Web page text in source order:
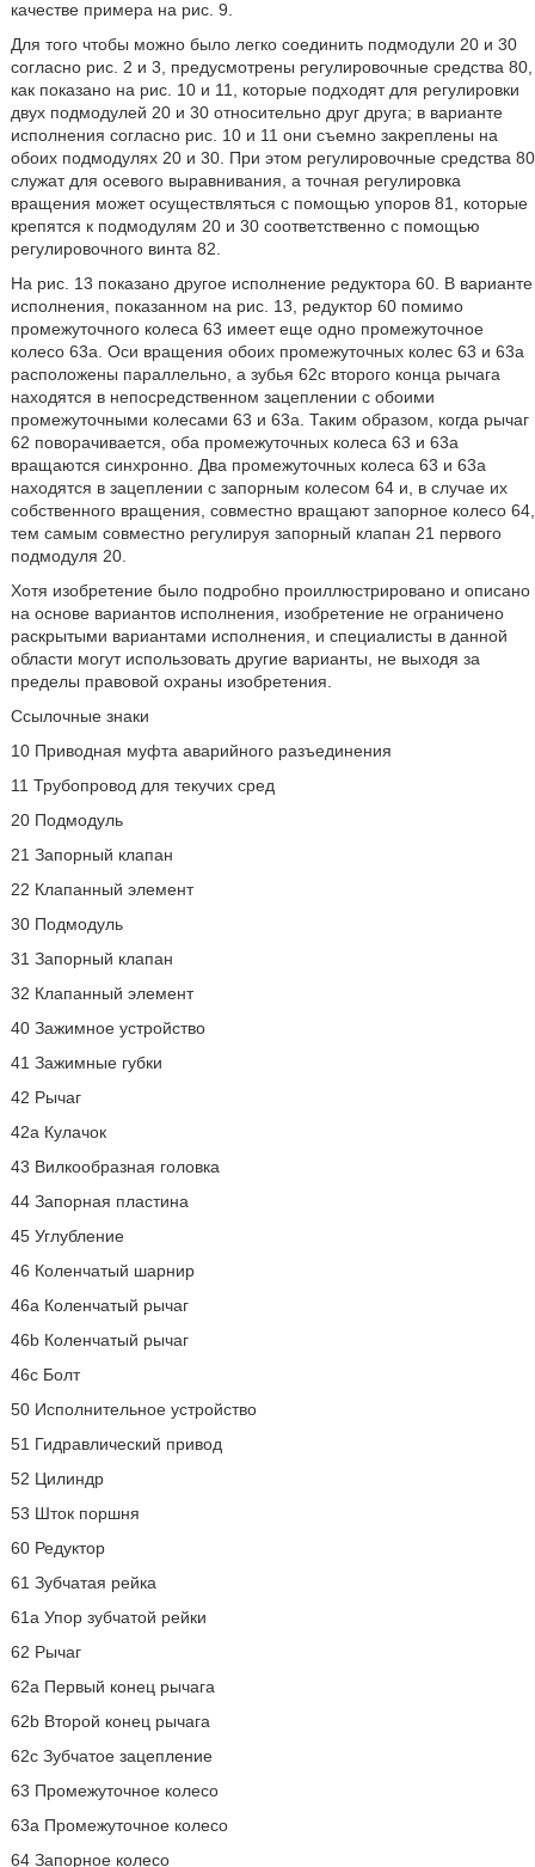
качестве примера на рис. 9.
Для того чтобы можно было легко соединить подмодули 20 и 30
согласно рис. 2 и 3, предусмотрены регулировочные средства 80,
как показано на рис. 10 и 11, которые подходят для регулировки
двух подмодулей 20 и 30 относительно друг друга; в варианте
исполнения согласно рис. 10 и 11 они съемно закреплены на
обоих подмодулях 20 и 30. При этом регулировочные средства 80
служат для осевого выравнивания, а точная регулировка
вращения может осуществляться с помощью упоров 81, которые
крепятся к подмодулям 20 и 30 соответственно с помощью
регулировочного винта 82.
На рис. 13 показано другое исполнение редуктора 60. В варианте
исполнения, показанном на рис. 13, редуктор 60 помимо
промежуточного колеса 63 имеет еще одно промежуточное
колесо 63а. Оси вращения обоих промежуточных колес 63 и 63a
расположены параллельно, а зубья 62c второго конца рычага
находятся в непосредственном зацеплении с обоими
промежуточными колесами 63 и 63a. Таким образом, когда рычаг
62 поворачивается, оба промежуточных колеса 63 и 63a
вращаются синхронно. Два промежуточных колеса 63 и 63a
находятся в зацеплении с запорным колесом 64 и, в случае их
собственного вращения, совместно вращают запорное колесо 64,
тем самым совместно регулируя запорный клапан 21 первого
подмодуля 20.
Хотя изобретение было подробно проиллюстрировано и описано
на основе вариантов исполнения, изобретение не ограничено
раскрытыми вариантами исполнения, и специалисты в данной
области могут использовать другие варианты, не выходя за
пределы правовой охраны изобретения.
Ссылочные знаки
10 Приводная муфта аварийного разъединения
11 Трубопровод для текучих сред
20 Подмодуль
21 Запорный клапан
22 Клапанный элемент
30 Подмодуль
31 Запорный клапан
32 Клапанный элемент
40 Зажимное устройство
41 Зажимные губки
42 Рычаг
42a Кулачок
43 Вилкообразная головка
44 Запорная пластина
45 Углубление
46 Коленчатый шарнир
46a Коленчатый рычаг
46b Коленчатый рычаг
46c Болт
50 Исполнительное устройство
51 Гидравлический привод
52 Цилиндр
53 Шток поршня
60 Редуктор
61 Зубчатая рейка
61a Упор зубчатой рейки
62 Рычаг
62a Первый конец рычага
62b Второй конец рычага
62c Зубчатое зацепление
63 Промежуточное колесо
63a Промежуточное колесо
64 Запорное колесо